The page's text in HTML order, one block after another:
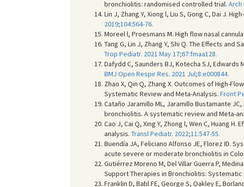
bronchiolitis: randomised controlled trial. Arch
Lin J, Zhang Y, Xiong l, Liu S, Gong C, Dai J.
2019;104:564-76.
Moreel l, Proesmans M. High flow nasal
Tang G, Lin J, Zhang Y, Shi Q. The Effects
Trop Pediatr. 2021 May 17;67:fmaa128.
Dafydd C, Saunders BJ, Kotecha SJ,
BMJ Open Respir Res. 2021 Jul;8:e000844.
Zhao X, Qin Q, Zhang X. Outcomes of High-
Systematic Review and Meta-Analysis. Front
Cataño Jaramillo ML, Jaramillo Bustamante
bronchiolitis. A systematic review and Meta-
Cao J, Cai Q, Xing Y, Zhong l, Wen C, Huang
analysis. Transl Pediatr. 2022;11:547-55.
Buendía JA, Feliciano Alfonso JE, Florez ID.
acute severe or moderate bronchiolitis in
Gutiérrez Moreno M, Del Villar Guerra P,
Support Therapies in Bronchiolitis:
Franklin D, Babl FE, George S, Oakley E,